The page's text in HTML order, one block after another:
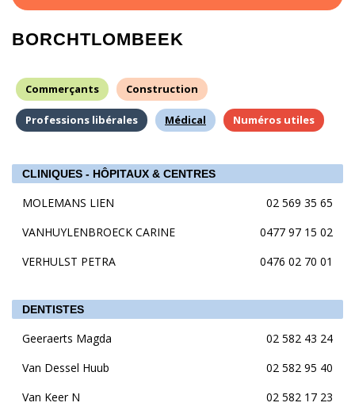
BORCHTLOMBEEK
Commerçants Construction
Professions libérales Médical Numéros utiles
CLINIQUES - HÔPITAUX & CENTRES
MOLEMANS LIEN
02 569 35 65
VANHUYLENBROECK CARINE
0477 97 15 02
VERHULST PETRA
0476 02 70 01
DENTISTES
Geeraerts Magda
02 582 43 24
Van Dessel Huub
02 582 95 40
Van Keer N
02 582 17 23